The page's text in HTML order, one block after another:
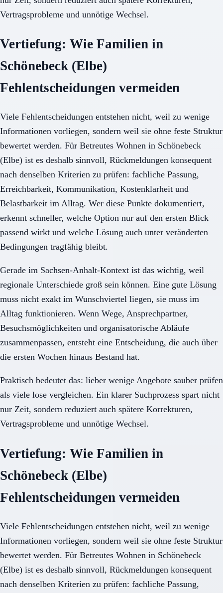
Vertragsprobleme und unnötige Wechsel.
Vertiefung: Wie Familien in
Schönebeck (Elbe)
Fehlentscheidungen vermeiden
Viele Fehlentscheidungen entstehen nicht, weil zu wenige
Informationen vorliegen, sondern weil sie ohne feste Struktur
bewertet werden. Für Betreutes Wohnen in Schönebeck
(Elbe) ist es deshalb sinnvoll, Rückmeldungen konsequent
nach denselben Kriterien zu prüfen: fachliche Passung,
Erreichbarkeit, Kommunikation, Kostenklarheit und
Belastbarkeit im Alltag. Wer diese Punkte dokumentiert,
erkennt schneller, welche Option nur auf den ersten Blick
passend wirkt und welche Lösung auch unter veränderten
Bedingungen tragfähig bleibt.
Gerade im Sachsen-Anhalt-Kontext ist das wichtig, weil
regionale Unterschiede groß sein können. Eine gute Lösung
muss nicht exakt im Wunschviertel liegen, sie muss im
Alltag funktionieren. Wenn Wege, Ansprechpartner,
Besuchsmöglichkeiten und organisatorische Abläufe
zusammenpassen, entsteht eine Entscheidung, die auch über
die ersten Wochen hinaus Bestand hat.
Praktisch bedeutet das: lieber wenige Angebote sauber prüfen
als viele lose vergleichen. Ein klarer Suchprozess spart nicht
nur Zeit, sondern reduziert auch spätere Korrekturen,
Vertragsprobleme und unnötige Wechsel.
Vertiefung: Wie Familien in
Schönebeck (Elbe)
Fehlentscheidungen vermeiden
Viele Fehlentscheidungen entstehen nicht, weil zu wenige
Informationen vorliegen, sondern weil sie ohne feste Struktur
bewertet werden. Für Betreutes Wohnen in Schönebeck
(Elbe) ist es deshalb sinnvoll, Rückmeldungen konsequent
nach denselben Kriterien zu prüfen: fachliche Passung,